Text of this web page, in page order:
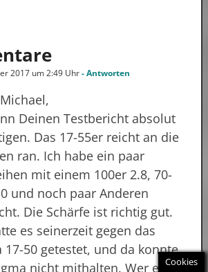
2017 um 2:49 Uhr- Antworten
Deinen Testbericht absolut
Das 17-55er reicht an die
ran. Ich habe ein paar
mit einem 100er 2.8, 70-
und noch paar Anderen
Die Schärfe ist richtig gut.
es seinerzeit gegen das
17-50 getestet, und da konnte
nicht mithalten. Wer einCookies